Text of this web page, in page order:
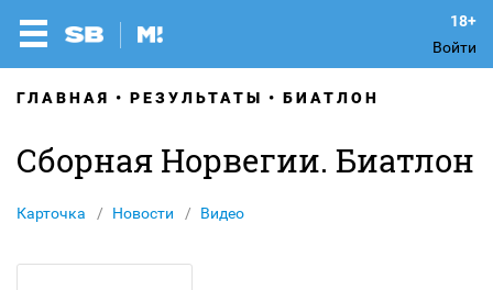
Войти
ГЛАВНАЯ РЕЗУЛЬТАТЫ БИАТЛОН
Сборная Норвегии. Биатлон
Карточка Новости Видео